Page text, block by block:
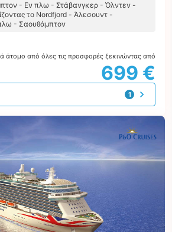
- Εν πλω - Στάβανγκερ - Όλντεν -
το Nordfjord - Άλεσουντ -
- Σαουθάμπτον
άτομο από όλες τις προσφορές ξεκινώντας από
699 €
1
προσφορά